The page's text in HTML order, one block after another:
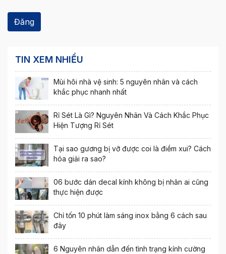
TIN XEM NHIỀU
Mùi hôi nhà vệ sinh: 5 nguyên nhân và cách
khắc phục nhanh nhất
Rỉ Sét Là Gì? Nguyên Nhân Và Cách Khắc Phục
Hiện Tượng Rỉ Sét
Tại sao gương bị vỡ được coi là điềm xui? Cách
hóa giải ra sao?
06 bước dán decal kính không bị nhăn ai cũng
thực hiện được
Chỉ tốn 10 phút làm sáng inox bằng 6 cách sau
đây
6 Nguyên nhân dẫn đến tình trạng kính cường